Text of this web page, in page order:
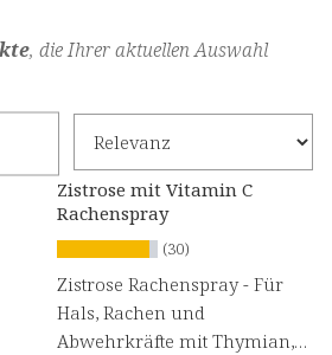
, die Ihrer aktuellen Auswahl
Zistrose mit Vitamin C
Rachenspray
(30)
Zistrose Rachenspray - Für
Hals, Rachen und
Abwehrkräfte mit Thymian,